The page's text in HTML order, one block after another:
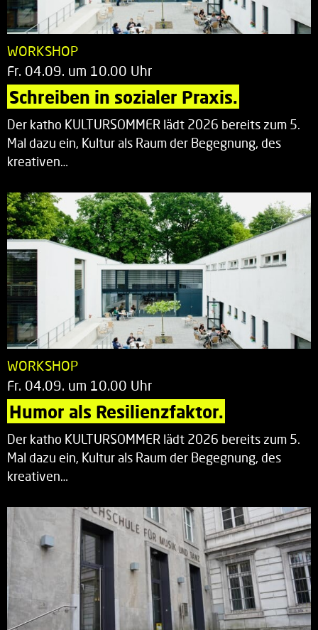
WORKSHOP
Fr. 04.09. um 10.00 Uhr
Schreiben in sozialer Praxis.
Der katho KULTURSOMMER lädt 2026 bereits zum 5.
Mal dazu ein, Kultur als Raum der Begegnung, des
kreativen…
WORKSHOP
Fr. 04.09. um 10.00 Uhr
Humor als Resilienzfaktor.
Der katho KULTURSOMMER lädt 2026 bereits zum 5.
Mal dazu ein, Kultur als Raum der Begegnung, des
kreativen…